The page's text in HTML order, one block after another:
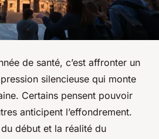
de santé, c’est affronter un
silencieuse qui monte
Certains pensent pouvoir
anticipent l’effondrement.
du début et la réalité du